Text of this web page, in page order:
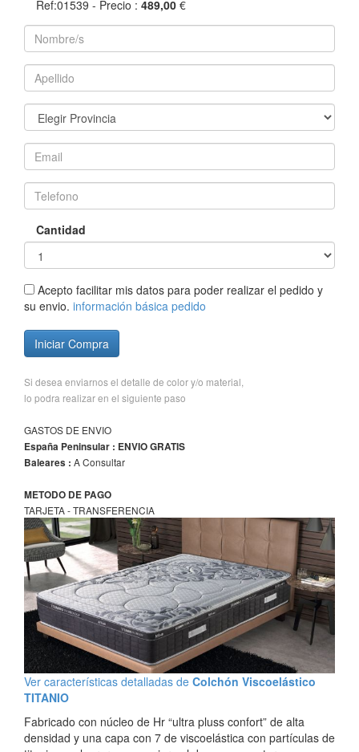
Ref:01539 - Precio : 489,00 €
Cantidad
Acepto facilitar mis datos para poder realizar el pedido y
su envio. información básica pedido
Iniciar Compra
Si desea enviarnos el detalle de color y/o material,
lo podra realizar en el siguiente paso
GASTOS DE ENVIO
España Peninsular : ENVIO GRATIS
Baleares : A Consultar
METODO DE PAGO
TARJETA - TRANSFERENCIA
Ver características detalladas de Colchón Viscoelástico
TITANIO
Fabricado con núcleo de Hr “ultra pluss confort” de alta
densidad y una capa con 7 de viscoelástica con partículas de